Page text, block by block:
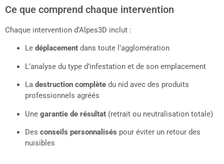
Ce que comprend chaque intervention
Chaque intervention d’Alpes3D inclut :
Le déplacement dans toute l’agglomération
L’analyse du type d’infestation et de son emplacement
La destruction complète du nid avec des produits
professionnels agréés
Une garantie de résultat (retrait ou neutralisation totale)
Des conseils personnalisés pour éviter un retour des
nuisibles